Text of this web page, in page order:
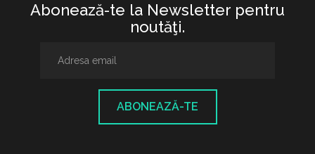
Abonează-te la Newsletter pentru
noutăţi.
ABONEAZĂ-TE